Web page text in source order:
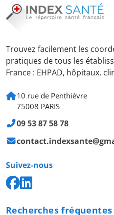
Trouvez facilement les
pratiques de tous les
France : EHPAD, hôpitaux,
10 rue de Penthièvre
75008 PARIS
09 53 87 58 78
Suivez-nous
Recherches fréquentes